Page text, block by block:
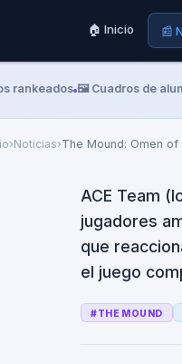
🏠 Inicio 📰
🖼️ Cuadros de aluminio
›Noticias›The Mound: Omen
The
jungla
en el
ACE Team
jugadores
que
el juego
#THE MOUND